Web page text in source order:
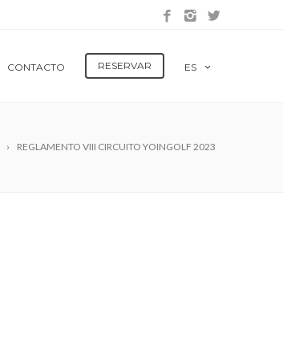
CONTACTO RESERVAR ES
REGLAMENTO VIII CIRCUITO YOINGOLF 2023